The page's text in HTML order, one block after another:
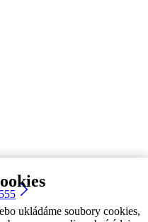
ukládáme soubory cookies,